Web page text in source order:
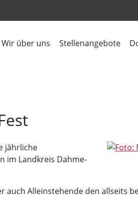
Wir über uns Stellenangebote
jährliche
im Landkreis Dahme-
auch Alleinstehende den allseits